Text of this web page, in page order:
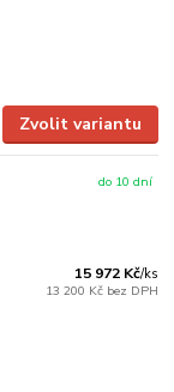
Zvolit variantu
15 972 Kč/ks
13 200 Kč bez DPH
do 10 dní